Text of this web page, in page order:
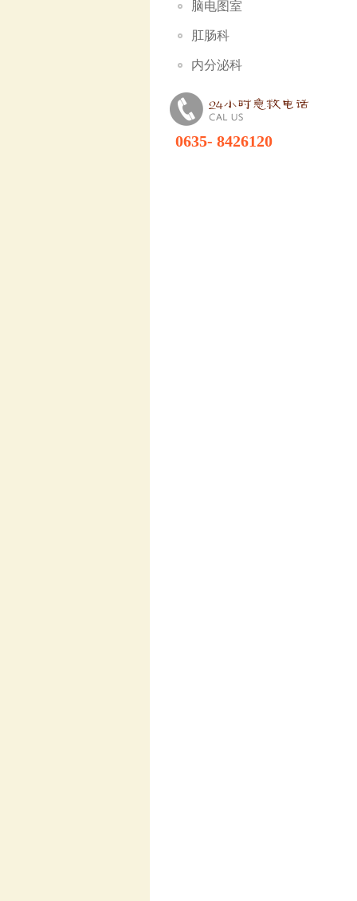
脑电图室
肛肠科
内分泌科
0635- 8426120